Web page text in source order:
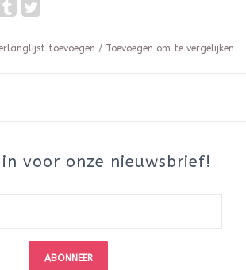
toevoegen / Toevoegen om te vergelijken
voor onze nieuwsbrief!
ABONNEER